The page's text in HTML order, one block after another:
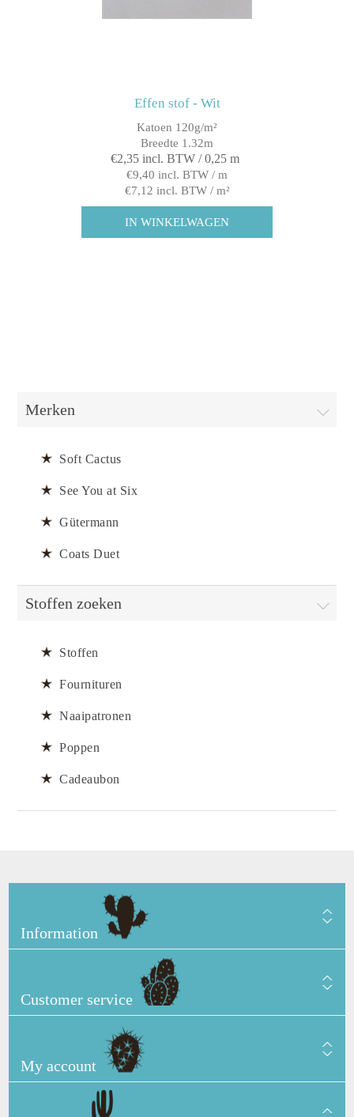
Effen stof - Wit
Katoen 120g/m²
Breedte 1.32m
€2,35 incl. BTW / 0,25 m
€9,40 incl. BTW / m
€7,12 incl. BTW / m²
Merken
Soft Cactus
See You at Six
Gütermann
Coats Duet
Stoffen zoeken
Stoffen
Fournituren
Naaipatronen
Poppen
Cadeaubon
Information
Customer service
My account